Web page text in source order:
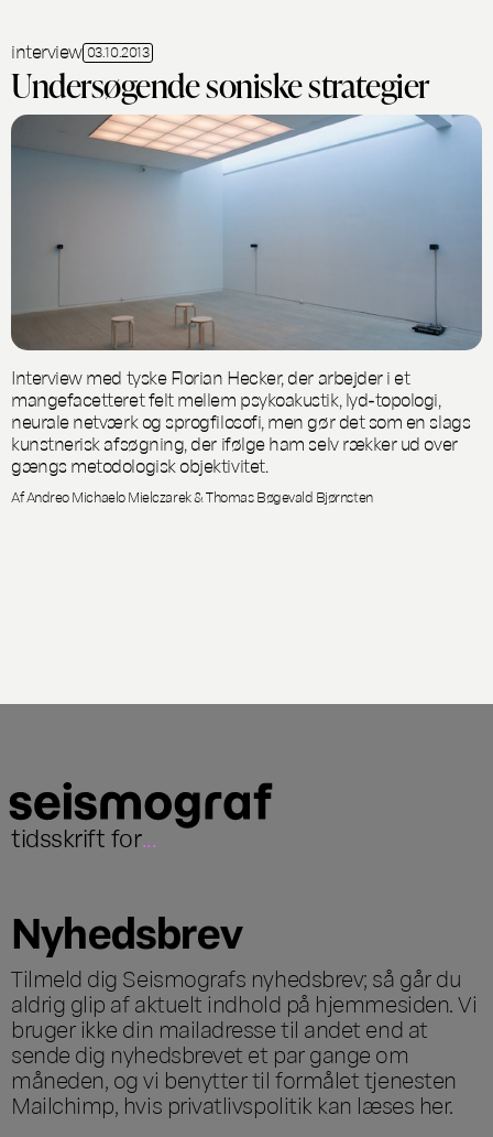
interview 03.10.2013
Undersøgende soniske strategier
Interview med tyske Florian Hecker, der arbejder i et
mangefacetteret felt mellem psykoakustik, lyd-topologi,
neurale netværk og sprogfilosofi, men gør det som en slags
kunstnerisk afsøgning, der ifølge ham selv rækker ud over
gængs metodologisk objektivitet.
Af Andreo Michaelo Mielczarek & Thomas Bøgevald Bjørnsten
tidsskrift for...
Nyhedsbrev
Tilmeld dig Seismografs nyhedsbrev; så går du
aldrig glip af aktuelt indhold på hjemmesiden. Vi
bruger ikke din mailadresse til andet end at
sende dig nyhedsbrevet et par gange om
måneden, og vi benytter til formålet tjenesten
Mailchimp, hvis privatlivspolitik kan læses her.